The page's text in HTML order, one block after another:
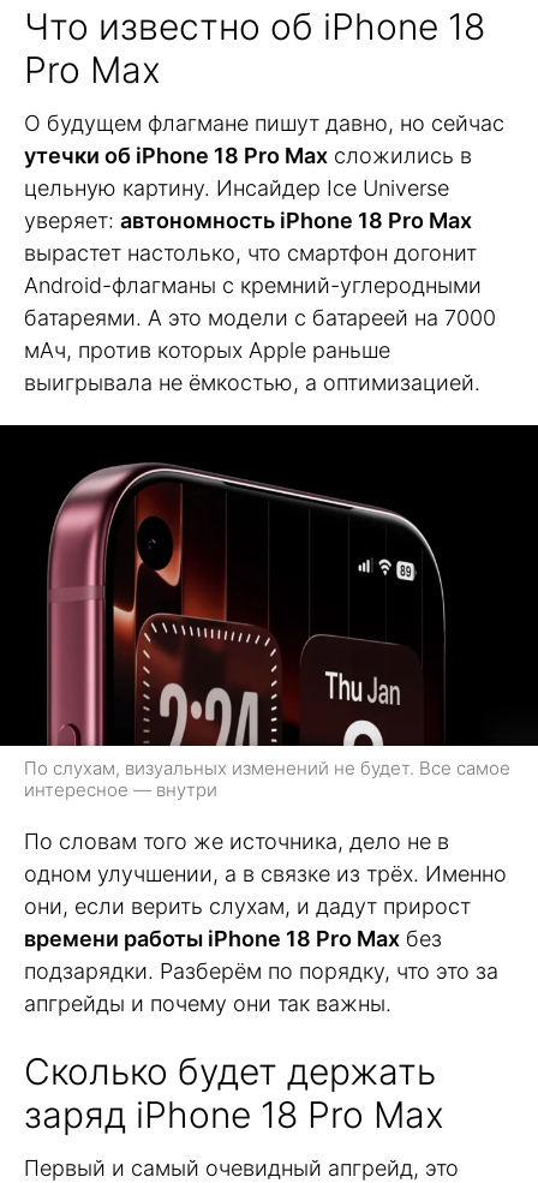
Что известно об iPhone 18
Pro Max
О будущем флагмане пишут давно, но сейчас
утечки об iPhone 18 Pro Max сложились в
цельную картину. Инсайдер Ice Universe
уверяет: автономность iPhone 18 Pro Max
вырастет настолько, что смартфон догонит
Android-флагманы с кремний-углеродными
батареями. А это модели с батареей на 7000
мАч, против которых Apple раньше
выигрывала не ёмкостью, а оптимизацией.
По слухам, визуальных изменений не будет. Все самое
интересное — внутри
По словам того же источника, дело не в
одном улучшении, а в связке из трёх. Именно
они, если верить слухам, и дадут прирост
времени работы iPhone 18 Pro Max без
подзарядки. Разберём по порядку, что это за
апгрейды и почему они так важны.
Сколько будет держать
заряд iPhone 18 Pro Max
Первый и самый очевидный апгрейд, это